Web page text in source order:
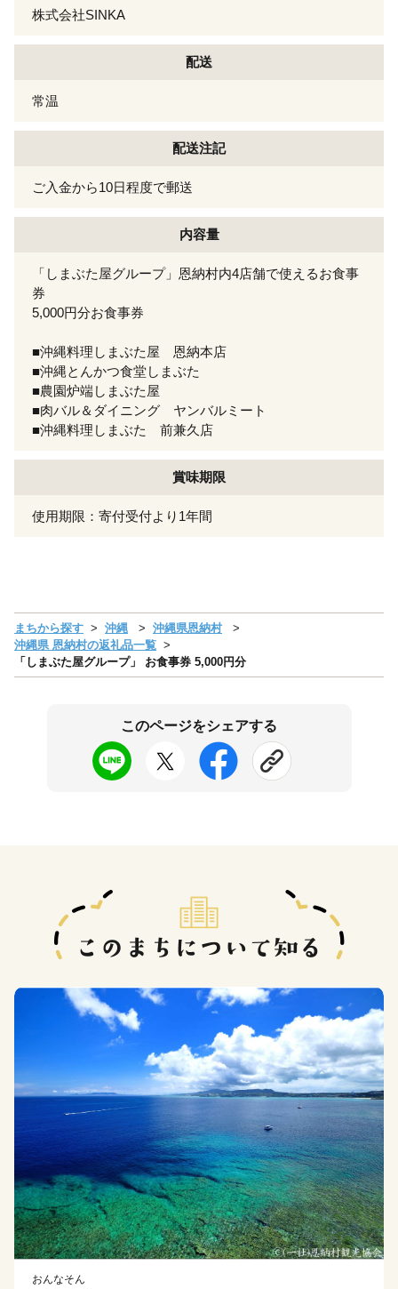
株式会社SINKA
配送
常温
配送注記
ご入金から10日程度で郵送
内容量
「しまぶた屋グループ」恩納村内4店舗で使えるお食事
券
5,000円分お食事券
■沖縄料理しまぶた屋 恩納本店
■沖縄とんかつ食堂しまぶた
■農園炉端しまぶた屋
■肉バル＆ダイニング ヤンバルミート
■沖縄料理しまぶた 前兼久店
賞味期限
使用期限：寄付受付より1年間
まちから探す 沖縄
沖縄県恩納村
沖縄県 恩納村の返礼品一覧
「しまぶた屋グループ」 お食事券 5,000円分
このページをシェアする
おんなそん